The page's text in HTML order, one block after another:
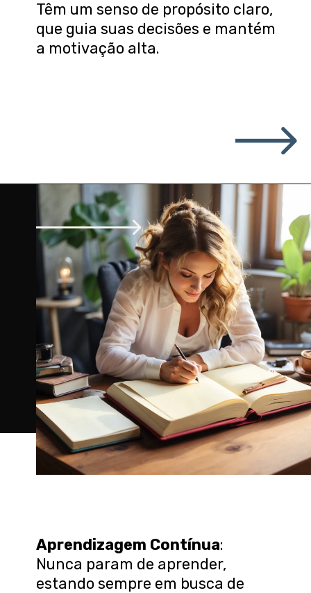
Têm um senso de propósito claro,
que guia suas decisões e mantém
a motivação alta.
Aprendizagem Contínua:
Nunca param de aprender,
estando sempre em busca de